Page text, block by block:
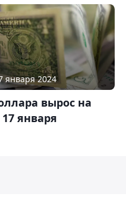
января 2024
вырос на
января